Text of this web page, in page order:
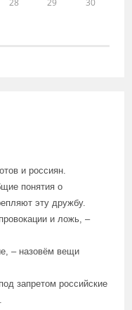
28 29 30
и россиян.
понятия о
эту дружбу.
и ложь, –
– назовём вещи
запретом российские